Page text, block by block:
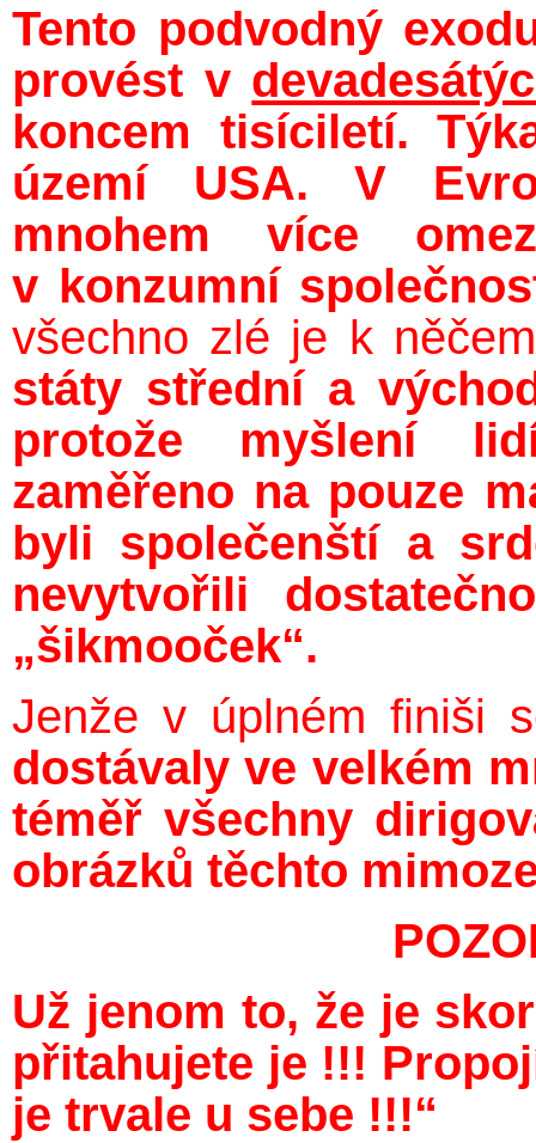
Tento podvodný
provést v
koncem tisíciletí.
území USA. V
mnohem více
v konzumní
všechno zlé je k
státy střední a
protože myšlení
zaměřeno na pouze
byli společenští a
nevytvořili
„šikmooček“.
Jenže v úplném finiši
dostávaly ve velkém
téměř všechny
obrázků těchto
Už jenom to, že je
přitahujete je !!!
je trvale u sebe !!!“